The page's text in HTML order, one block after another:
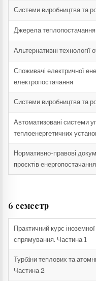
Системи виробництва та
Джерела
Альтернативні технології
Споживачі електричної
електропостачання
Системи виробництва та
Автоматизовані системи
теплоенергетичних
Нормативно-правові
проєктів енергопостачання
6 семестр
Практичний курс
спрямування. Частина 1
Турбiни теплових та
Частина 2